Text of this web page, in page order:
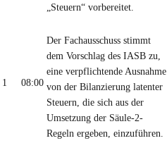
1 08:00
„Steuern“ vorbereitet.
Der Fachausschuss stimmt
dem Vorschlag des IASB zu,
eine verpflichtende Ausnahme
von der Bilanzierung latenter
Steuern, die sich aus der
Umsetzung der Säule-2-
Regeln ergeben, einzuführen.